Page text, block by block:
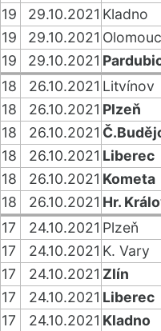
19
29.10.2021 Kladno
19
29.10.2021 Olomouc
19
29.10.2021
18
26.10.2021 Litvínov
18
26.10.2021 Plzeň
18
26.10.2021
18
26.10.2021 Liberec
18
26.10.2021 Kometa
18
26.10.2021 Hr.
17
24.10.2021 Plzeň
17
24.10.2021 K. Vary
17
24.10.2021 Zlín
17
24.10.2021 Liberec
17
24.10.2021 Kladno